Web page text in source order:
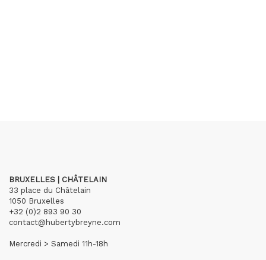
BRUXELLES | CHÂTELAIN
33 place du Châtelain
1050 Bruxelles
+32 (0)2 893 90 30
contact@hubertybreyne.com
Mercredi > Samedi 11h-18h